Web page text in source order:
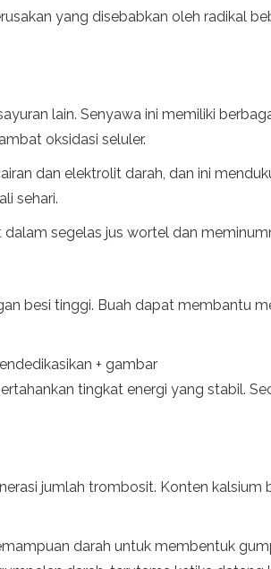
yang disebabkan oleh radikal
lain. Senyawa ini memiliki
oksidasi seluler.
dan elektrolit darah, dan ini
sehari.
segelas jus wortel dan
besi tinggi. Buah dapat membantu
+ gambar
tingkat energi yang stabil.
jumlah trombosit. Konten
darah untuk membentuk